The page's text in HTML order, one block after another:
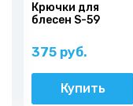
Крючки для
блесен S-59
375 руб.
Купить